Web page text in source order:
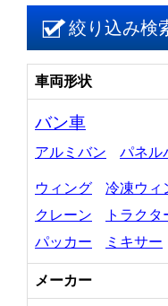
絞り込み検
車両形状
バン車
アルミバン パネル
ウィング 冷凍ウィ
クレーン
トラクタ
パッカー
ミキサー
メーカー